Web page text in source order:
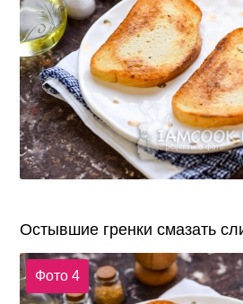
Остывшие гренки смазать
Фото 4